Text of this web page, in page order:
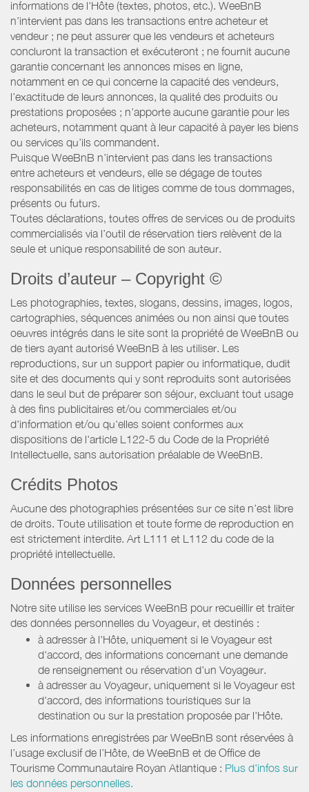
informations de l'Hôte (textes, photos, etc.). WeeBnB
n’intervient pas dans les transactions entre acheteur et
vendeur ; ne peut assurer que les vendeurs et acheteurs
concluront la transaction et exécuteront ; ne fournit aucune
garantie concernant les annonces mises en ligne,
notamment en ce qui concerne la capacité des vendeurs,
l’exactitude de leurs annonces, la qualité des produits ou
prestations proposées ; n’apporte aucune garantie pour les
acheteurs, notamment quant à leur capacité à payer les biens
ou services qu’ils commandent.
Puisque WeeBnB n’intervient pas dans les transactions
entre acheteurs et vendeurs, elle se dégage de toutes
responsabilités en cas de litiges comme de tous dommages,
présents ou futurs.
Toutes déclarations, toutes offres de services ou de produits
commercialisés via l’outil de réservation tiers relèvent de la
seule et unique responsabilité de son auteur.
Droits d’auteur – Copyright ©
Les photographies, textes, slogans, dessins, images, logos,
cartographies, séquences animées ou non ainsi que toutes
oeuvres intégrés dans le site sont la propriété de WeeBnB ou
de tiers ayant autorisé WeeBnB à les utiliser. Les
reproductions, sur un support papier ou informatique, dudit
site et des documents qui y sont reproduits sont autorisées
dans le seul but de préparer son séjour, excluant tout usage
à des fins publicitaires et/ou commerciales et/ou
d'information et/ou qu'elles soient conformes aux
dispositions de l'article L122-5 du Code de la Propriété
Intellectuelle, sans autorisation préalable de WeeBnB.
Crédits Photos
Aucune des photographies présentées sur ce site n’est libre
de droits. Toute utilisation et toute forme de reproduction en
est strictement interdite. Art L111 et L112 du code de la
propriété intellectuelle.
Données personnelles
Notre site utilise les services WeeBnB pour recueillir et traiter
des données personnelles du Voyageur, et destinés :
à adresser à l'Hôte, uniquement si le Voyageur est
d'accord, des informations concernant une demande
de renseignement ou réservation d'un Voyageur.
à adresser au Voyageur, uniquement si le Voyageur est
d'accord, des informations touristiques sur la
destination ou sur la prestation proposée par l'Hôte.
Les informations enregistrées par WeeBnB sont réservées à
l’usage exclusif de l’Hôte, de WeeBnB et de Office de
Tourisme Communautaire Royan Atlantique : Plus d'infos sur
les données personnelles.